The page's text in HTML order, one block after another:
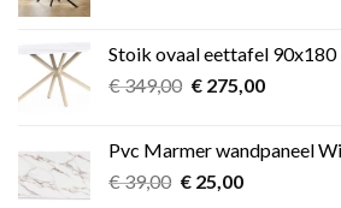
€ 349,00.€ 275,00.
Stoik ovaal eettafel 90x180
€349,00 Oorspronkelijke
€ 349,00.
€275,00Huidige
€ 275,00.
Pvc Marmer wandpaneel
€39,00 Oorspronkelijke
€25,00Huidige